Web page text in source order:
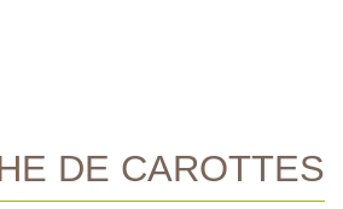
DE CAROTTES